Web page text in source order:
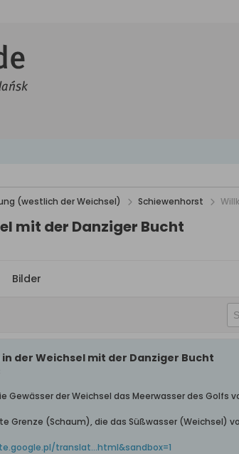
(westlich der Weichsel) Schiewenhorst
mit der Danziger Bucht
Bilder
der Weichsel mit der Danziger Bucht
Gewässer der Weichsel das Meerwasser des Golfs
Grenze (Schaum), die das Süßwasser (Weichsel)
translat...html&sandbox=1